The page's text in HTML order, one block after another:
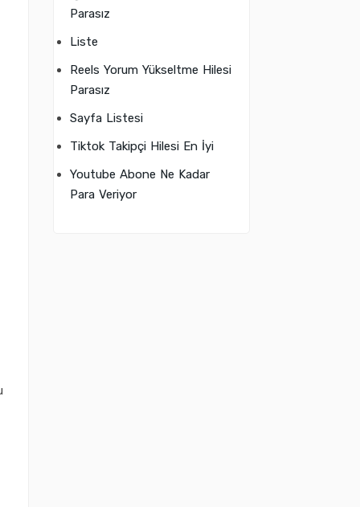
Parasız
Liste
Reels Yorum Yükseltme Hilesi
Parasız
Sayfa Listesi
Tiktok Takipçi Hilesi En İyi
Youtube Abone Ne Kadar
Para Veriyor